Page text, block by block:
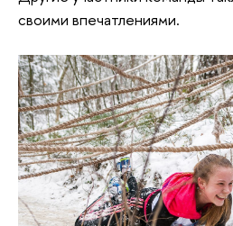
своими впечатлениями.